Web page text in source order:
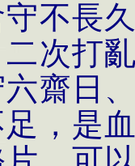
不長
次打
齋日
，是